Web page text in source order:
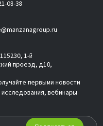
08-38
1-й
проезд, д10,
первыми новости
вебинары